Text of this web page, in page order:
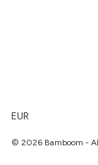
EUR
© 2026 Bamboom -